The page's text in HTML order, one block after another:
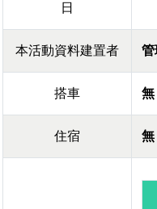
日
本活動資料建置者 管
搭車 無
住宿 無